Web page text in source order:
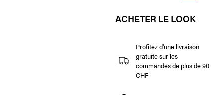
ACHETER LE LOOK
Profitez d'une livraison
gratuite sur les
commandes de plus de 90
CHF